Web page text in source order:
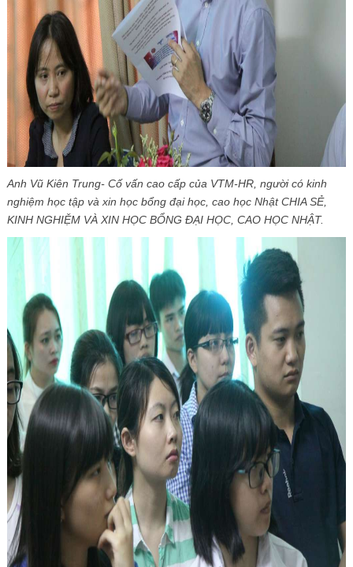
Anh Vũ Kiên Trung- Cố vấn cao cấp của VTM-HR, người có kinh
nghiệm học tập và xin học bổng đại học, cao học Nhật CHIA SẺ,
KINH NGHIỆM VÀ XIN HỌC BỔNG ĐẠI HỌC, CAO HỌC NHẬT.